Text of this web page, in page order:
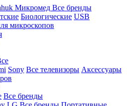
Микромед Все бренды
Биологические USB
микроскопов
Sony Все телевизоры Аксессуары
Все бренды